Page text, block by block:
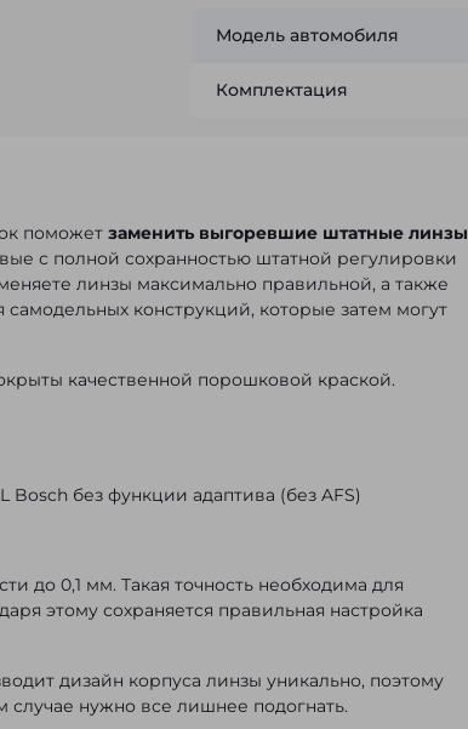
Модель автомобиля
Комплектация
поможет заменить выгоревшие штатные линзы
с полной сохранностью штатной регулировки
линзы максимально правильной, а также
конструкций, которые затем могут
качественной порошковой краской.
Bosch без функции адаптива (без AFS)
до 0,1 мм. Такая точность необходима для
этому сохраняется правильная настройка
дизайн корпуса линзы уникально, поэтому
случае нужно все лишнее подогнать.